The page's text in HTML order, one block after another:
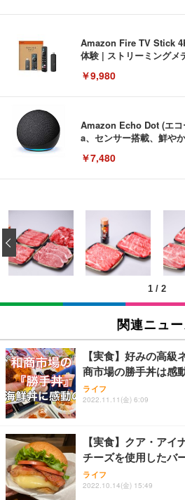
Amazon Fire TV Stick
体験 | ストリーミングメ
￥9,980
Amazon Echo Dot (エ
a、センサー搭載、鮮や
￥7,480
[EdoErgo] オフィスチ
い 跳ね上げ式アームレ
キング pc 事務椅子
ン樹脂ベース 通気性メ
(黒網+黒枠+黒足)
￥5,699
SIHOO B100 オフィス
ュチェア 人間工学 疲れ
￥27,999
Sezlife オフィスチェア
ワーク チェア 強化バッ
能 人間工学 椅子 腰サポ
ョン PCチェア 通気性
務用 おしゃれ パソコン
Sezlife オフィスチェア
ワーク チェア 強化バッ
能 人間工学 椅子 腰サポ
EIZO ビジネス向けプレ
EV3240X-WT | 31.5型
イト
￥105,595
EIZO ビジネス向けプレ
￥109,572
【純正品】27"ゲーミン
フック付き（CFI-ZDM1J）
【整備済み品】Dell
ー フルHD（1920×1080
ort/VGA スピーカー内蔵
Amazonベーシック ペ
回使い捨て 無香料 ホワ
￥3,373
Amazonベーシック ペ
x2袋(84枚) ホワイト(吸
￥3,234
ネオ・ルーライフ ネオ
り 単品
Smart Basic(スマート
限定】 Smart Basic ア
超厚型 お徳用 ワイド
1 / 2
‹
関連ニュー
【実食】好みの高
商市場の勝手丼は感
ライフ
2022.11.11(金) 6:09
【実食】クア・アイ
チーズを使用したバ
ライフ
2022.10.14(金) 15:49